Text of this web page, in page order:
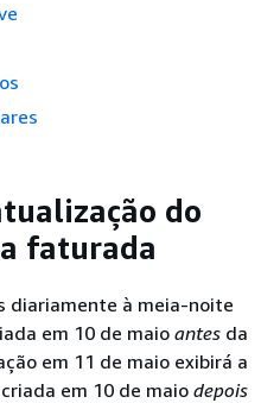
do
faturada
diariamente à meia-noite
em 10 de maio antes da
em 11 de maio exibirá a
em 10 de maio depois